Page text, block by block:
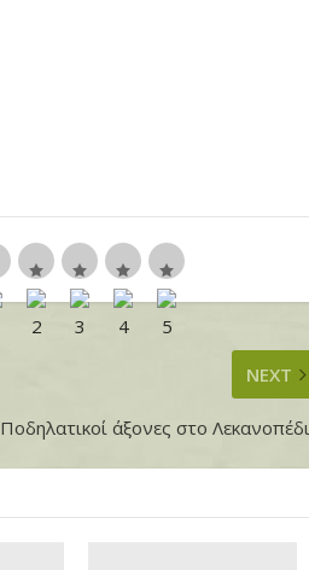
NEXT
Ποδηλατικοί άξονες στο